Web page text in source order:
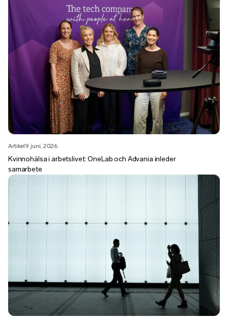
Artikel9 juni, 2026
Kvinnohälsa i arbetslivet: OneLab och Advania inleder
samarbete